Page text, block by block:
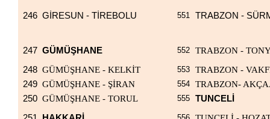
246 GİRESUN - TİREBOLU 551 TRABZON -
247 GÜMÜŞHANE 552
TRABZON -
248 GÜMÜŞHANE - KELKİT 553
TRABZON -
249 GÜMÜŞHANE - ŞİRAN 554
TRABZON-
250 GÜMÜŞHANE - TORUL 555
TUNCELİ